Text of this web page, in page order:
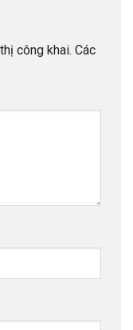
công khai. Các